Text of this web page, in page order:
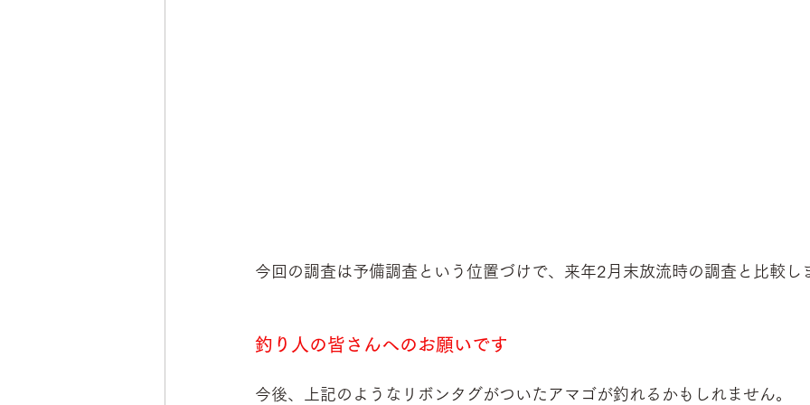
今回の調査は予備調査という位置づけで、来年2月末放流時の調査と比較し
釣り人の皆さんへのお願いです
今後、上記のようなリボンタグがついたアマゴが釣れるかもしれません。